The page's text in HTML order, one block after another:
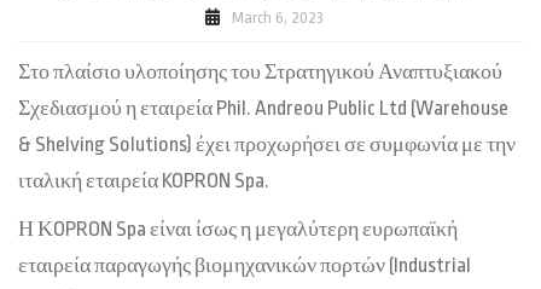
March 6, 2023
Στο πλαίσιο υλοποίησης του Στρατηγικού Αναπτυξιακού
Σχεδιασμού η εταιρεία Phil. Andreou Public Ltd (Warehouse
& Shelving Solutions) έχει προχωρήσει σε συμφωνία με την
ιταλική εταιρεία KOPRON Spa.
Η ΚOPRON Spa είναι ίσως η μεγαλύτερη ευρωπαϊκή
εταιρεία παραγωγής βιομηχανικών πορτών (Industrial